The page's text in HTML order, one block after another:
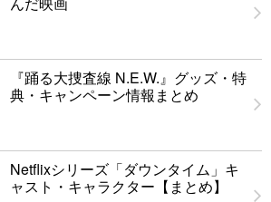
『踊る大捜査線 N.E.W.』グッズ・特
典・キャンペーン情報まとめ
Netflixシリーズ「ダウンタイム」キ
ャスト・キャラクター【まとめ】